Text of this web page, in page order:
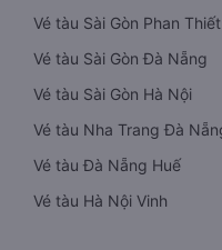
Vé tàu Sài Gòn Phan Thiết
Vé tàu Sài Gòn Đà Nẵng
Vé tàu Sài Gòn Hà Nội
Vé tàu Nha Trang Đà
Vé tàu Đà Nẵng Huế
Vé tàu Hà Nội Vinh